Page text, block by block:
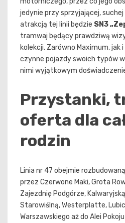
jedynie przy sprzyjającej, suchej
atrakcją tej linii będzie SN3
tramwaj będący prawdziwą
kolekcji. Zarówno Maximum, jak
czynne pojazdy swoich typów
nimi wyjątkowym
Przystanki,
oferta dla
rodzin
Linia nr 47 obejmie
przez Czerwone Maki, Grota
Zajezdnię Podgórze,
Starowiślną, Westerplatte,
Warszawskiego aż do Alei